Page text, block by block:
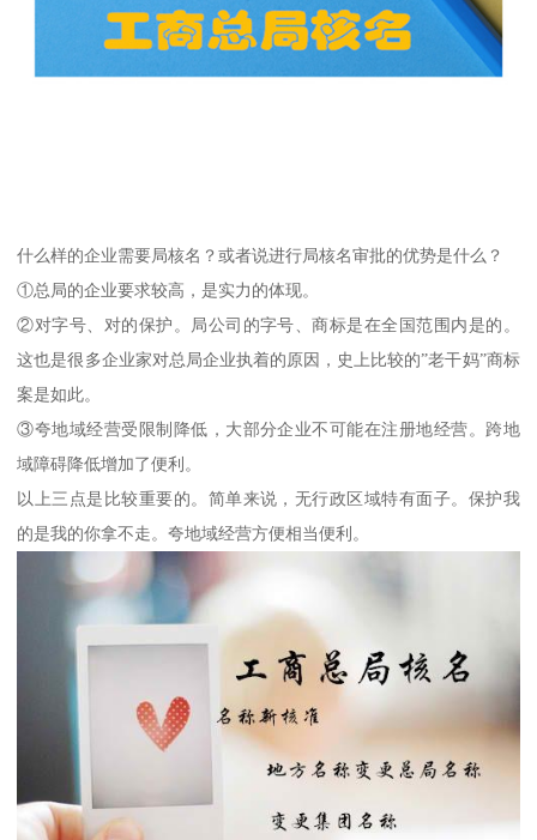
什么样的企业需要局核名？或者说进行局核名审批的优势是什么？
①总局的企业要求较高，是实力的体现。
②对字号、对的保护。局公司的字号、商标是在全国范围内是的。
这也是很多企业家对总局企业执着的原因，史上比较的”老干妈”商标
案是如此。
③夸地域经营受限制降低，大部分企业不可能在注册地经营。跨地
域障碍降低增加了便利。
以上三点是比较重要的。简单来说，无行政区域特有面子。保护我
的是我的你拿不走。夸地域经营方便相当便利。